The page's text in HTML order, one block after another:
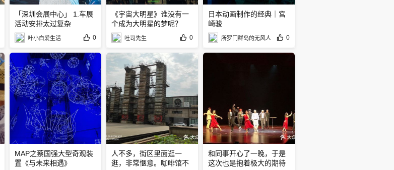
「深圳会展中心」 1.车展
活动安排太过复杂
叶小白爱生活 0
MAP之蔡国强大型奇观装
置《与未来相遇》
《宇宙大明星》谁没有一
个成为大明星的梦呢？
吐司先生 0
人不多，街区里面逛一
逛，非常惬意。咖啡馆不
日本动画制作的经典｜宫
崎骏
所罗门群岛的无风人 0
和同事开心了一晚，于是
这次也是抱着极大的期待